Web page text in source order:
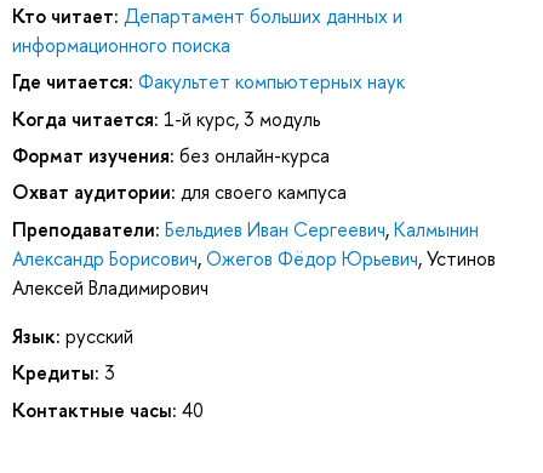
Кто читает: Департамент больших данных и
информационного поиска
Где читается: Факультет компьютерных наук
Когда читается: 1-й курс, 3 модуль
Формат изучения: без онлайн-курса
Охват аудитории: для своего кампуса
Преподаватели: Бельдиев Иван Сергеевич,Калмынин
Александр Борисович,Ожегов Фёдор Юрьевич,Устинов
Алексей Владимирович
Язык: русский
Кредиты: 3
Контактные часы: 40